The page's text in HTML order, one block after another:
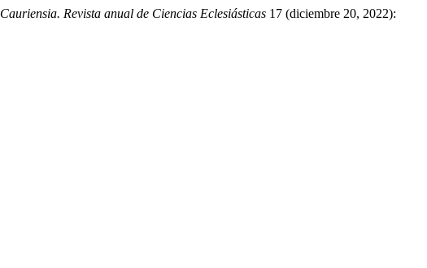
Cauriensia. Revista anual de Ciencias Eclesiásticas 17 (diciembre 20, 2022):